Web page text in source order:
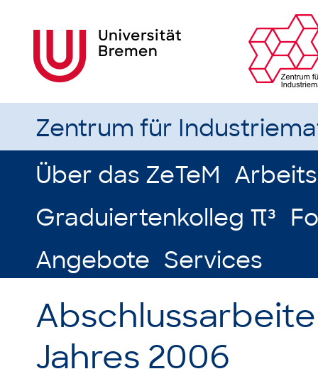
Zentrum für
Über das ZeTeM
Graduiertenkolleg π³
Angebote Services
Jahres 2006